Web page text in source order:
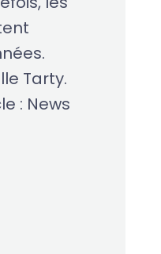
Tarty.
: News